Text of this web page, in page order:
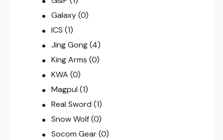
Galaxy (0)
ICS (1)
Jing Gong (4)
King Arms (0)
KWA (0)
Magpul (1)
Real Sword (1)
Snow Wolf (0)
Socom Gear (0)